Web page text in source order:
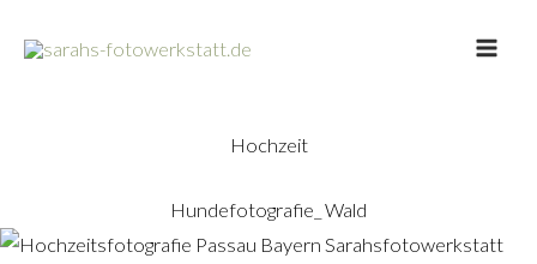
Inhalt
Hochzeit
Hundefotografie_ Wald